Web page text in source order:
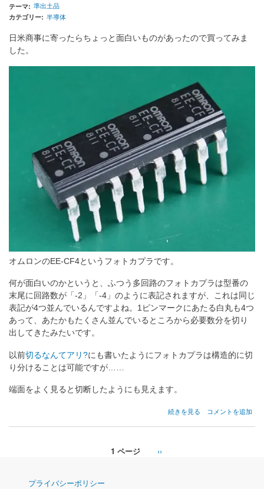
テーマ 準出土品
カテゴリー 半導体
日米商事に寄ったらちょっと面白いものがあったので買ってみま
した。
オムロンのEE-CF4というフォトカプラです。
何が面白いのかというと、ふつう多回路のフォトカプラは型番の
末尾に回路数が「-2」「-4」のように表記されますが、これは同じ
表記が4つ並んでいるんですよね。1ピンマークにあたる白丸も4つ
あって、あたかもたくさん並んでいるところから必要数分を切り
出してきたみたいです。
以前切るなんてアリ?にも書いたようにフォトカプラは構造的に切
り分けることは可能ですが……
端面をよく見ると切断したようにも見えます。
Omron
続きを見る コメントを追加
1 ページ
次
››
ナプライバシーポリシー